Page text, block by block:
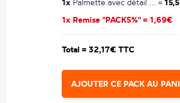
1x Palmette avec détail ... =
1x Remise "PACK5%" = 1,69€
Total = 32,17€ TTC
AJOUTER CE PACK AU